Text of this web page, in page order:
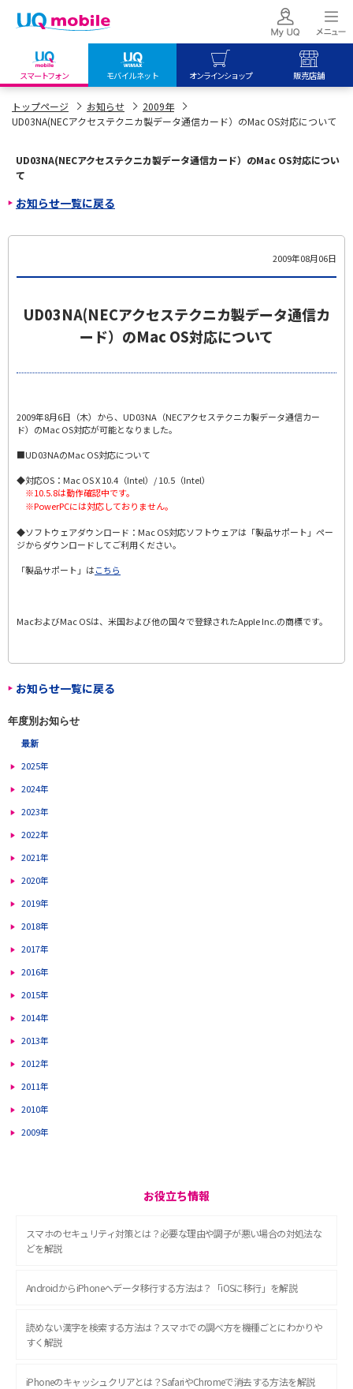
スマートフォン モバイルネット オンラインショップ 販売店舗
my UQ WiMAX
UQ WiMAX ご契約の方
My UQ mobile
UQ mobile
UQ mobile
オンラインショップ
UQ WiMAX
UQ mobile
販売店舗
UQ WiMAX
トップページ お知らせ
2009年
UD03NA(NECアクセステクニカ製データ通信カード）のMac OS対応について
UD03NA(NECアクセステクニカ製データ通信カード）のMac OS対応につい
て
お知らせ一覧に戻る
2009年08月06日
UD03NA(NECアクセステクニカ製データ通信カ
ード）のMac OS対応について
2009年8月6日（木）から、UD03NA（NECアクセステクニカ製データ通信カー
ド）のMac OS対応が可能となりました。
■UD03NAのMac OS対応について
◆対応OS：Mac OS X 10.4（Intel）/ 10.5（Intel）
※10.5.8は動作確認中です。
※PowerPCには対応しておりません。
◆ソフトウェアダウンロード：Mac OS対応ソフトウェアは「製品サポート」ペー
ジからダウンロードしてご利用ください。
「製品サポート」はこちら
MacおよびMac OSは、米国および他の国々で登録されたApple Inc.の商標です。
お知らせ一覧に戻る
年度別お知らせ
最新
2025年
2024年
2023年
2022年
2021年
2020年
2019年
2018年
2017年
2016年
2015年
2014年
2013年
2012年
2011年
2010年
2009年
お役立ち情報
スマホのセキュリティ対策とは？必要な理由や調子が悪い場合の対処法な
どを解説
AndroidからiPhoneへデータ移行する方法は？「iOSに移行」を解説
読めない漢字を検索する方法は？スマホでの調べ方を機種ごとにわかりや
すく解説
iPhoneのキャッシュクリアとは？SafariやChromeで消去する方法を解説